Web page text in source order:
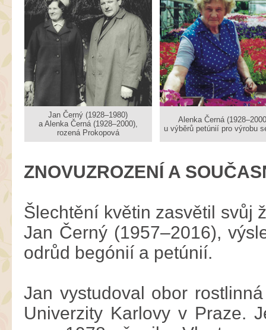
Jan Černý (1928–1980)
a Alenka Černá (1928–2000),
rozená Prokopová
Alenka Černá
u výběrů petúnií pro výrobu
ZNOVUZROZENÍ A
Šlechtění květin zasvětil svůj
Jan Černý (1957–2016),
odrůd begónií a petúnií.
Jan vystudoval obor
Univerzity Karlovy v Praze.